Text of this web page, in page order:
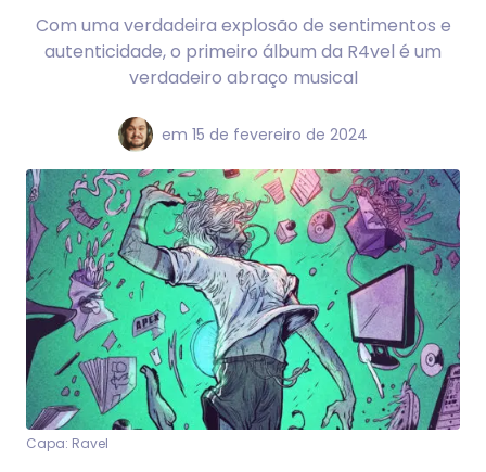
Com uma verdadeira explosão de sentimentos e
autenticidade, o primeiro álbum da R4vel é um
verdadeiro abraço musical
em 15 de fevereiro de 2024
Capa: Ravel